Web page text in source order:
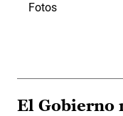
Fotos
El Gobierno